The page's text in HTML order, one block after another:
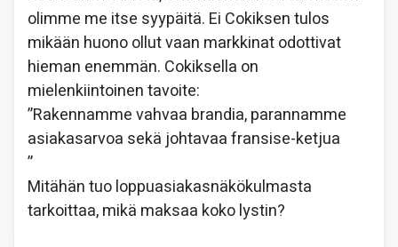
olimme me itse syypäitä. Ei Cokiksen tulos
mikään huono ollut vaan markkinat odottivat
hieman enemmän. Cokiksella on
mielenkiintoinen tavoite:
”Rakennamme vahvaa brandia, parannamme
asiakasarvoa sekä johtavaa fransise-ketjua
”
Mitähän tuo loppuasiakasnäkökulmasta
tarkoittaa, mikä maksaa koko lystin?